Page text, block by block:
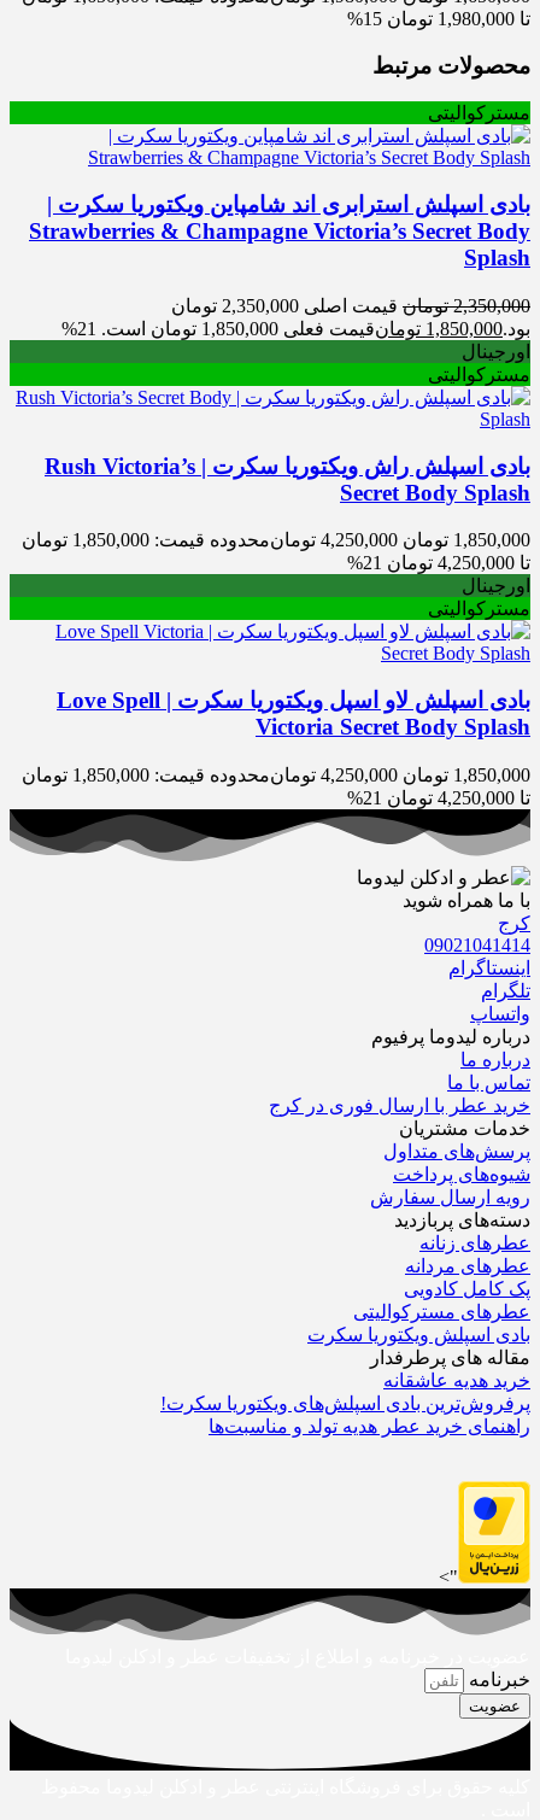
تا 1,980,000 تومان
15%
محصولات مرتبط
مسترکوالیتی
بادی اسپلش استرابری اند شامپاین ویکتوریا سکرت |
Strawberries & Champagne Victoria’s Secret Body
Splash
2,350,000 تومان
قیمت اصلی 2,350,000 تومان
بود.1,850,000 تومانقیمت فعلی 1,850,000 تومان است.
21%
اورجینال
مسترکوالیتی
بادی اسپلش راش ویکتوریا سکرت | Rush Victoria’s
Secret Body Splash
1,850,000 تومان 4,250,000 تومان
محدوده قیمت: 1,850,000 تومان
تا 4,250,000 تومان
21%
اورجینال
مسترکوالیتی
بادی اسپلش لاو اسپل ویکتوریا سکرت | Love Spell
Victoria Secret Body Splash
1,850,000 تومان 4,250,000 تومان
محدوده قیمت: 1,850,000 تومان
تا 4,250,000 تومان
21%
با ما همراه شوید
کرج
09021041414
اینستاگرام
تلگرام
واتساپ
درباره‌ لیدوما پرفیوم
درباره‌ ما
تماس با ما
خرید عطر با ارسال فوری در کرج
خدمات مشتریان
پرسش‌های متداول
شیوه‌های پرداخت
رویه ارسال سفارش‌
دسته‌های پربازدید
عطرهای زنانه
عطرهای مردانه
پک کامل کادویی
عطرهای مسترکوالیتی
بادی اسپلش ویکتوریا سکرت
مقاله های پرطرفدار
خرید هدیه عاشقانه
پرفروش‌ترین بادی اسپلش‌های ویکتوریا سکرت!
راهنمای خرید عطر هدیه تولد و مناسبت‌ها
">
خبرنامه
عضویت